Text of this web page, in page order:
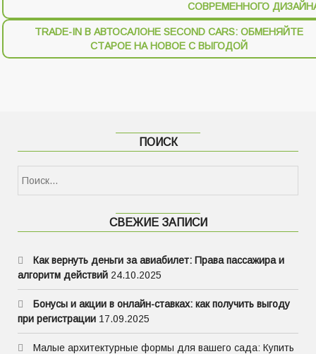
СОВРЕМЕННОГО
TRADE-IN В АВТОСАЛОНЕ SECOND CARS: ОБМЕНЯЙТЕ
СТАРОЕ НА НОВОЕ С ВЫГОДОЙ
ПОИСК
СВЕЖИЕ ЗАПИСИ
Как вернуть деньги за авиабилет: Права пассажира и
алгоритм действий 24.10.2025
Бонусы и акции в онлайн-ставках: как получить выгоду
при регистрации 17.09.2025
Малые архитектурные формы для вашего сада: Купить